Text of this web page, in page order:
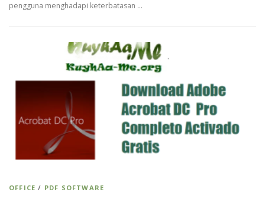
pengguna menghadapi keterbatasan …
OFFICE / PDF SOFTWARE